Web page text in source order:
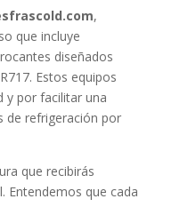
,
que incluye
diseñados
Estos equipos
y por facilitar una
de refrigeración por
que recibirás
Entendemos que cada